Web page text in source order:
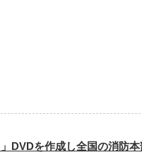
を作成し全国の消防本